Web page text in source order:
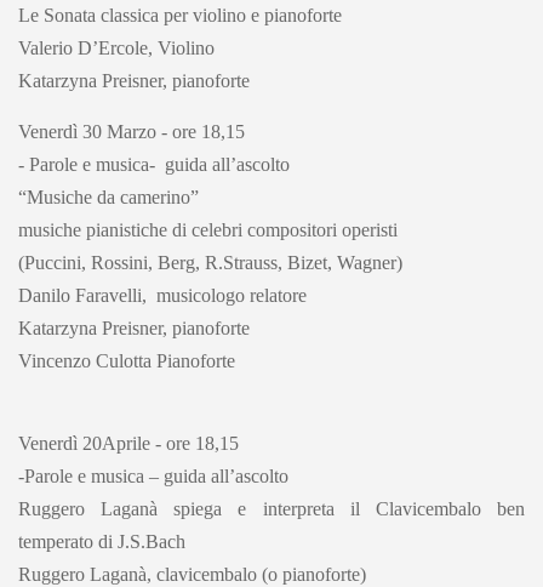
Le Sonata classica per violino e pianoforte
Valerio D’Ercole, Violino
Katarzyna Preisner, pianoforte
Venerdì 30 Marzo - ore 18,15
- Parole e musica- guida all’ascolto
“Musiche da camerino”
musiche pianistiche di celebri compositori operisti
(Puccini, Rossini, Berg, R.Strauss, Bizet, Wagner)
Danilo Faravelli, musicologo relatore
Katarzyna Preisner, pianoforte
Vincenzo Culotta Pianoforte
Venerdì 20Aprile - ore 18,15
-Parole e musica – guida all’ascolto
Ruggero Laganà spiega e interpreta il Clavicembalo ben
temperato di J.S.Bach
Ruggero Laganà, clavicembalo (o pianoforte)